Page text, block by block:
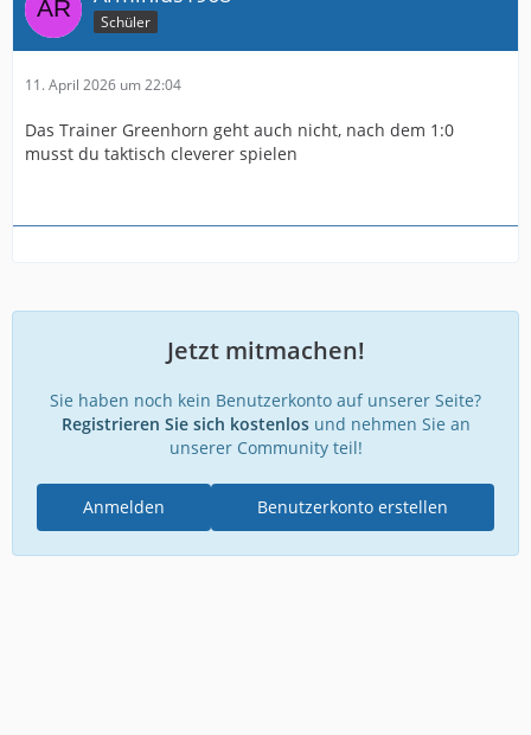
Schüler
11. April 2026 um 22:04
Das Trainer Greenhorn geht auch nicht, nach dem 1:0
musst du taktisch cleverer spielen
Jetzt mitmachen!
Sie haben noch kein Benutzerkonto auf unserer Seite?
Registrieren Sie sich kostenlosund nehmen Sie an
unserer Community teil!
Benutzerkonto erstellen
Anmelden